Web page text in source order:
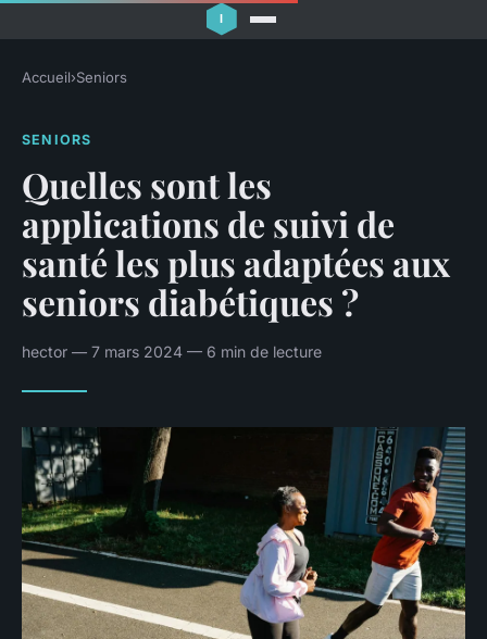
Accueil›Seniors
SENIORS
Quelles sont les
applications de suivi de
santé les plus adaptées aux
seniors diabétiques ?
hector — 7 mars 2024 — 6 min de lecture